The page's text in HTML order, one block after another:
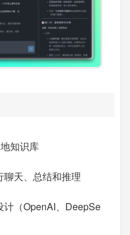
知识库
聊天、总结和推理
计（OpenAI、DeepSe